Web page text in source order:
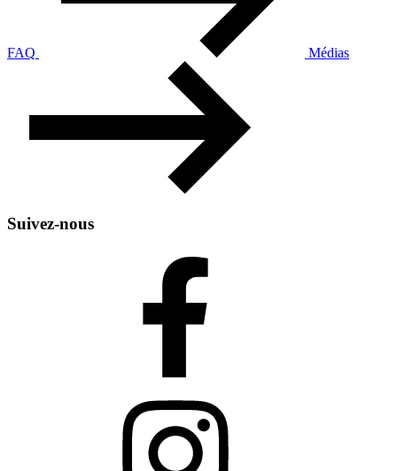
FAQ Médias
Suivez-nous